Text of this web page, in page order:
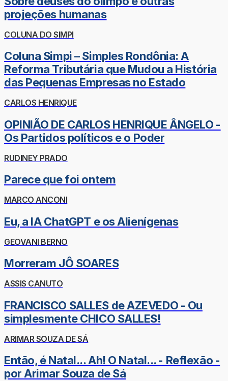
projeções humanas
COLUNA DO SIMPI
Coluna Simpi – Simples Rondônia: A
Reforma Tributária que Mudou a História
das Pequenas Empresas no Estado
CARLOS HENRIQUE
OPINIÃO DE CARLOS HENRIQUE ÂNGELO -
Os Partidos políticos e o Poder
RUDINEY PRADO
Parece que foi ontem
MARCO ANCONI
Eu, a IA ChatGPT e os Alienígenas
GEOVANI BERNO
Morreram JÔ SOARES
ASSIS CANUTO
FRANCISCO SALLES de AZEVEDO - Ou
simplesmente CHICO SALLES!
ARIMAR SOUZA DE SÁ
Então, é Natal... Ah! O Natal... - Reflexão -
por Arimar Souza de Sá